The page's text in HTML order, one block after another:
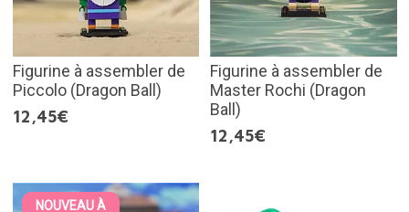
Figurine à assembler de
Piccolo (Dragon Ball)
12,45€
Figurine à assembler de
Master Rochi (Dragon
Ball)
12,45€
NOUVEAU À